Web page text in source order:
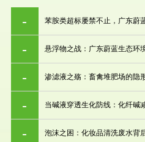
苯胺类超标屡禁不止，广东蔚
悬浮物之战：广东蔚蓝生态环
渗滤液之殇：畜禽堆肥场的隐
当碱液穿透生化防线：化纤碱
泡沫之困：化妆品清洗废水背